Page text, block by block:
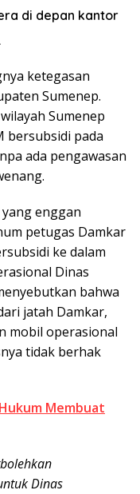
di depan kantor
ketegasan
Sumenep.
Sumenep
bersubsidi pada
ada pengawasan
enggan
petugas Damkar
ke dalam
Dinas
bahwa
jatah Damkar,
mobil operasional
tidak berhak
Membuat
Dinas